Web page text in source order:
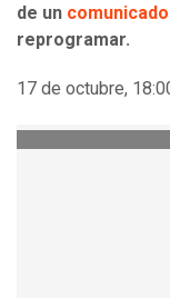
de un
reprogramar.
17 de octubre,